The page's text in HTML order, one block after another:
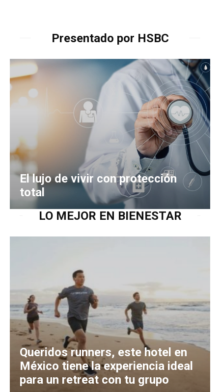
Presentado por HSBC
El lujo de vivir con protección
total
LO MEJOR EN BIENESTAR
Queridos runners, este hotel en
México tiene la experiencia ideal
para un retreat con tu grupo